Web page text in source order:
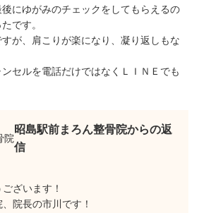
にゆがみのチェックをしてもらえるの
です。
が、肩こりが楽になり、凝り返しもな
セルを電話だけではなくＬＩＮＥでも
昭島駅前まろん整骨院からの返
信
ざいます！
院長の市川です！